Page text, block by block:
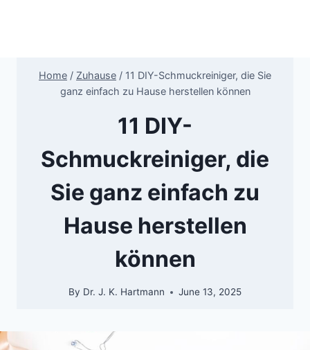
Home / Zuhause / 11 DIY-Schmuckreiniger, die Sie
ganz einfach zu Hause herstellen können
11 DIY-
Schmuckreiniger, die
Sie ganz einfach zu
Hause herstellen
können
By Dr. J. K. Hartmann June 13, 2025